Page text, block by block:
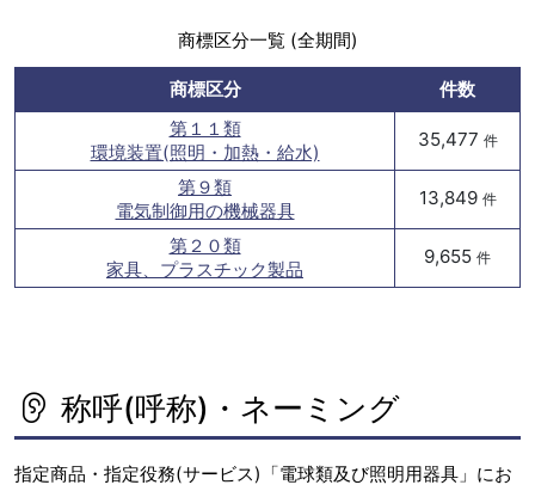
商標区分一覧 (全期間)
商標区分
件数
第１１類
環境装置(照明・加熱・給水)
35,477 件
第９類
電気制御用の機械器具
13,849 件
第２０類
家具、プラスチック製品
9,655 件
称呼(呼称)・ネーミング
指定商品・指定役務(サービス)「電球類及び照明用器具」にお